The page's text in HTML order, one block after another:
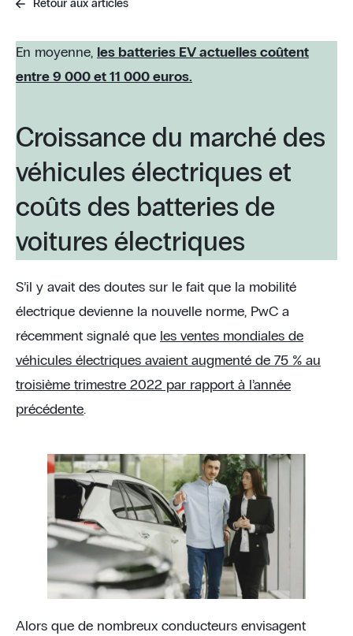
Retour aux articles
En moyenne, les batteries EV actuelles coûtent
entre 9 000 et 11 000 euros.
Croissance du marché des
véhicules électriques et
coûts des batteries de
voitures électriques
S’il y avait des doutes sur le fait que la mobilité
électrique devienne la nouvelle norme, PwC a
récemment signalé que les ventes mondiales de
véhicules électriques avaient augmenté de 75 % au
troisième trimestre 2022 par rapport à l’année
précédente.
Alors que de nombreux conducteurs envisagent